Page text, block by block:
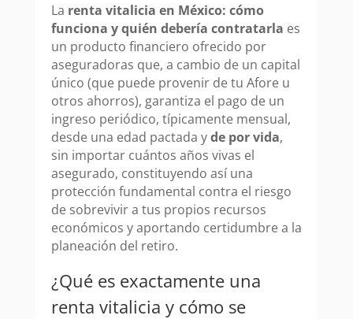
La renta vitalicia en México: cómo
funciona y quién debería contratarla es
un producto financiero ofrecido por
aseguradoras que, a cambio de un capital
único (que puede provenir de tu Afore u
otros ahorros), garantiza el pago de un
ingreso periódico, típicamente mensual,
desde una edad pactada yde por vida,
sin importar cuántos años vivas el
asegurado, constituyendo así una
protección fundamental contra el riesgo
de sobrevivir a tus propios recursos
económicos y aportando certidumbre a la
planeación del retiro.
¿Qué es exactamente una
renta vitalicia y cómo se